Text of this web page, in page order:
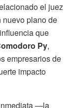
el juez
nuevo plano de
que
Py,
empresarios de
impacto
—la